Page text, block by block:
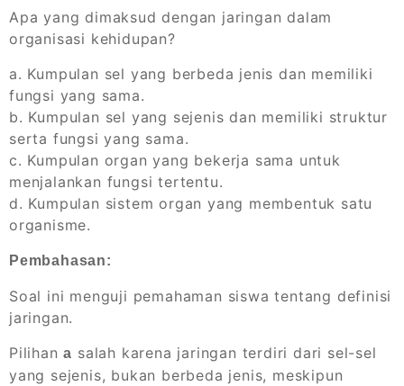
Apa yang dimaksud dengan jaringan dalam
organisasi kehidupan?
a. Kumpulan sel yang berbeda jenis dan memiliki
fungsi yang sama.
b. Kumpulan sel yang sejenis dan memiliki struktur
serta fungsi yang sama.
c. Kumpulan organ yang bekerja sama untuk
menjalankan fungsi tertentu.
d. Kumpulan sistem organ yang membentuk satu
organisme.
Pembahasan:
Soal ini menguji pemahaman siswa tentang definisi
jaringan.
Pilihana salah karena jaringan terdiri dari sel-sel
yang sejenis, bukan berbeda jenis, meskipun